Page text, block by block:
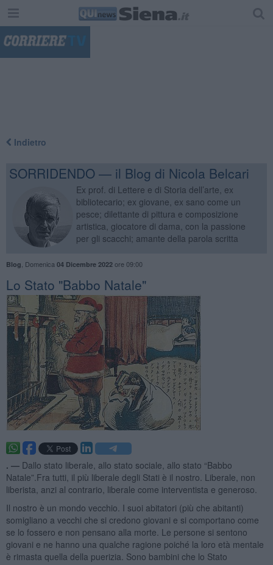
Indietro
SORRIDENDO — il Blog di Nicola Belcari
Ex prof. di Lettere e di Storia dell’arte, ex
bibliotecario; ex giovane, ex sano come un
pesce; dilettante di pittura e composizione
artistica, giocatore di dama, con la passione
per gli scacchi; amante della parola scritta
Blog Domenica 04 Dicembre 2022ore 09:00
Lo Stato "Babbo Natale"
. — Dallo stato liberale, allo stato sociale, allo stato “Babbo
Natale”.Fra tutti, il più liberale degli Stati è il nostro. Liberale, non
liberista, anzi al contrario, liberale come interventista e generoso.
Il nostro è un mondo vecchio. I suoi abitatori (più che abitanti)
somigliano a vecchi che si credono giovani e si comportano come
se lo fossero e non pensano alla morte. Le persone si sentono
giovani e ne hanno una qualche ragione poiché la loro età mentale
è rimasta quella della puerizia. Sono bambini che lo Stato